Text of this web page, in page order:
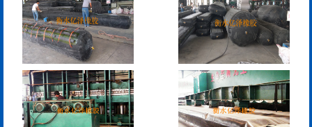
板式橡胶伸缩缝 C型桥梁伸缩缝